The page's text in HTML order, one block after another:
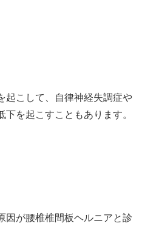
起こして、自律神経失調症や
を起こすこともあります。
因が腰椎椎間板ヘルニアと診